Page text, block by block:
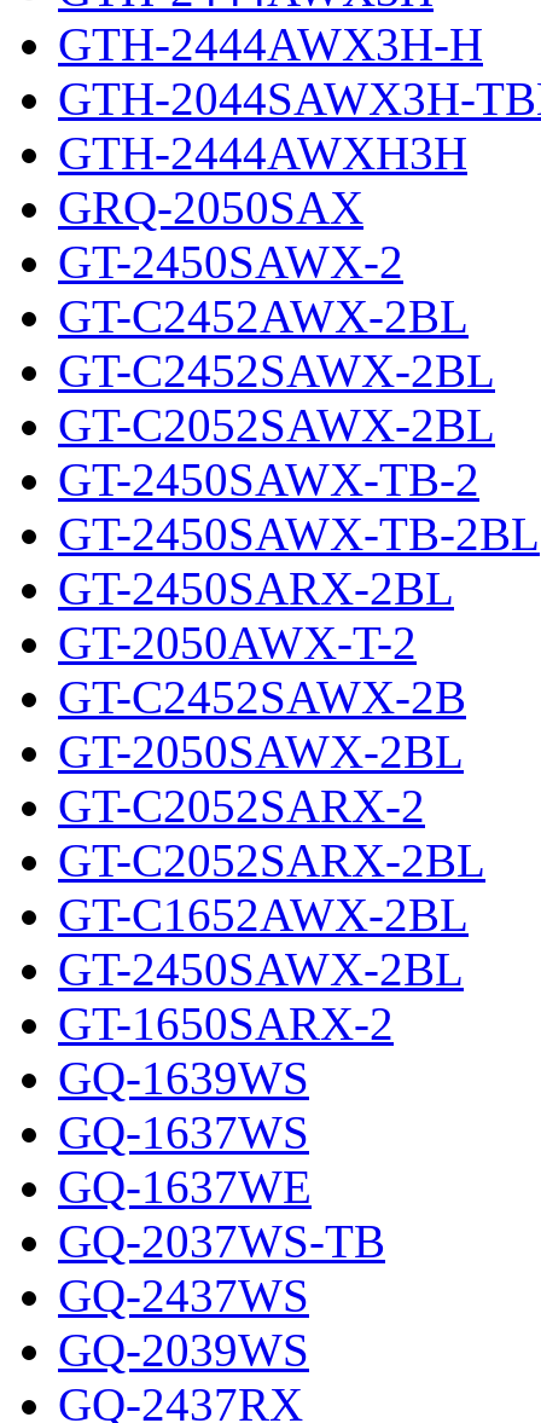
GTH-2444AWX3H-H
GTH-2044SAWX3H-
GTH-2444AWXH3H
GRQ-2050SAX
GT-2450SAWX-2
GT-C2452AWX-2BL
GT-C2452SAWX-2BL
GT-C2052SAWX-2BL
GT-2450SAWX-TB-2
GT-2450SAWX-TB-2BL
GT-2450SARX-2BL
GT-2050AWX-T-2
GT-C2452SAWX-2B
GT-2050SAWX-2BL
GT-C2052SARX-2
GT-C2052SARX-2BL
GT-C1652AWX-2BL
GT-2450SAWX-2BL
GT-1650SARX-2
GQ-1639WS
GQ-1637WS
GQ-1637WE
GQ-2037WS-TB
GQ-2437WS
GQ-2039WS
GQ-2437RX